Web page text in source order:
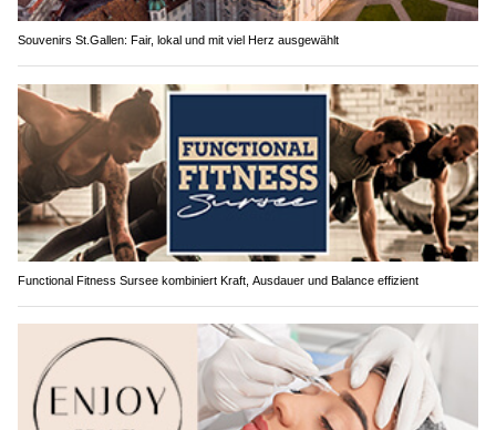
Souvenirs St.Gallen: Fair, lokal und mit viel Herz ausgewählt
Functional Fitness Sursee kombiniert Kraft, Ausdauer und Balance effizient